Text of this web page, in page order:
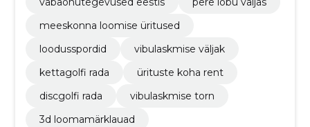
meeskonna loomise üritused
loodusspordid
vibulaskmise väljak
kettagolfi rada
ürituste koha rent
discgolfi rada
vibulaskmise torn
3d loomamärklauad